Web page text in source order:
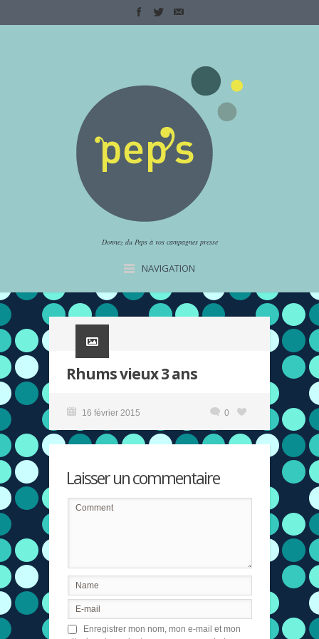
Donnez du Peps à vos campagnes presse
NAVIGATION
Rhums vieux 3 ans
16 février 2015 0
Laisser un commentaire
Enregistrer mon nom, mon e-mail et mon